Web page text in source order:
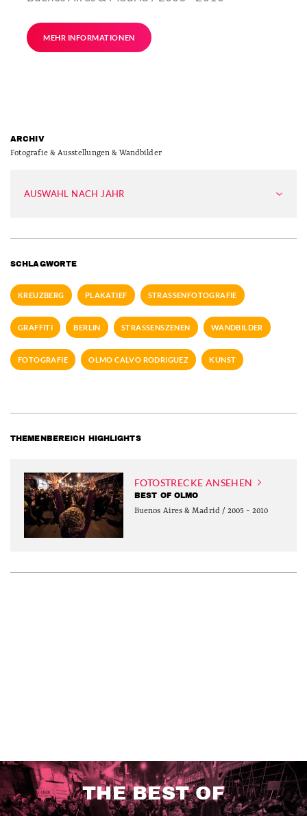
MEHR INFORMATIONEN
ARCHIV
Fotografie & Ausstellungen & Wandbilder
AUSWAHL NACH JAHR
SCHLAGWORTE
KREUZBERG PLAKATIEF STRASSENFOTOGRAFIE
GRAFFITI BERLIN STRASSENSZENEN WANDBILDER
FOTOGRAFIE OLMO CALVO RODRIGUEZ KUNST
THEMENBEREICH HIGHLIGHTS
FOTOSTRECKE ANSEHEN
BEST OF OLMO
Buenos Aires & Madrid / 2005 - 2010
THE BEST OF